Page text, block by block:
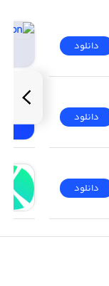
دانلود
دانلود
دانلود